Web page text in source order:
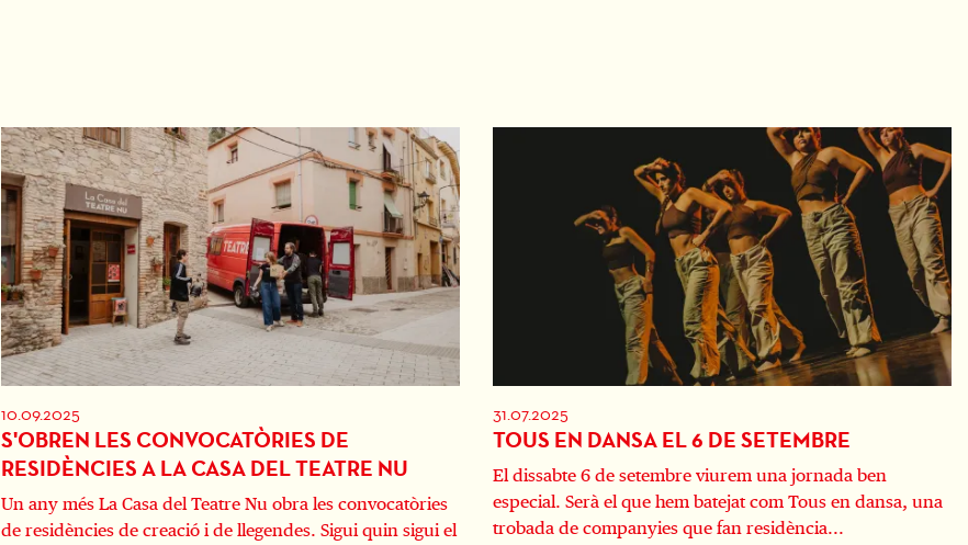
10.09.2025
S'OBREN LES CONVOCATÒRIES DE
RESIDÈNCIES A LA CASA DEL TEATRE NU
Un any més La Casa del Teatre Nu obra les convocatòries
de residències de creació i de llegendes. Sigui quin sigui el
31.07.2025
TOUS EN DANSA EL 6 DE SETEMBRE
El dissabte 6 de setembre viurem una jornada ben
especial. Serà el que hem batejat com Tous en dansa, una
trobada de companyies que fan residència...